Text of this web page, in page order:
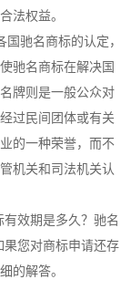
法权益。
驰名商标的认定，
驰名商标在解决国
牌则是一般公众对
过民间团体或有关
的一种荣誉，而不
机关和司法机关认
效期是多久？驰名
果您对商标申请还存
的解答。